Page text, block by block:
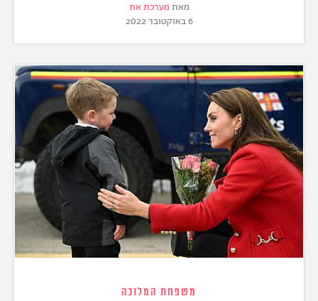
מאת מערכת את
6 באוקטובר 2022
משפחת המלוכה